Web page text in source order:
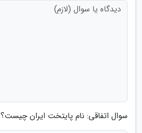
سوال اتفاقی: نام پایتخت ایران چیست؟